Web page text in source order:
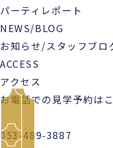
パーティレポート
NEWS/BLOG
お知らせ/スタッフブロ
ACCESS
アクセス
お電話での見学予約は
053-489-3887